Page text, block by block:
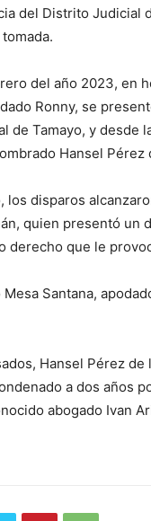
del Distrito Judicial
del año 2023, en
Ronny, se
de Tamayo, y desde
Hansel Pérez
los disparos
quien presentó un
derecho que le
Santana,
Hansel Pérez
a dos años
abogado Ivan